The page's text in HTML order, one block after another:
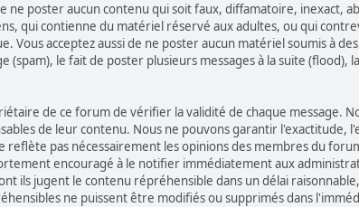
ne poster aucun contenu qui soit faux, diffamatoire, inexact,
qui contienne du matériel réservé aux adultes, ou qui
Vous acceptez aussi de ne poster aucun matériel soumis à
le fait de poster plusieurs messages à la suite (flood),
de ce forum de vérifier la validité de chaque message.
de leur contenu. Nous ne pouvons garantir
reflète pas nécessairement les opinions des membres du
encouragé à le notifier immédiatement aux
ils jugent le contenu répréhensible dans un délai
ne puissent être modifiés ou supprimés dans